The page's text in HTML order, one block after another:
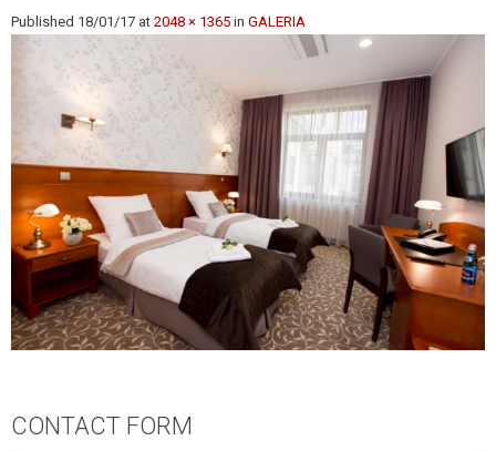
Published 18/01/17 at 2048 × 1365 in GALERIA
CONTACT FORM